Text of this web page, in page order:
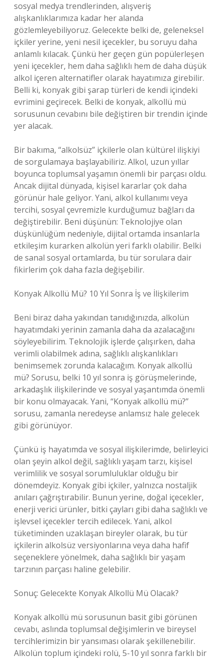
sosyal medya trendlerinden, alışveriş
alışkanlıklarımıza kadar her alanda
gözlemleyebiliyoruz. Gelecekte belki de, geleneksel
içkiler yerine, yeni nesil içecekler, bu soruyu daha
anlamlı kılacak. Çünkü her geçen gün popülerleşen
yeni içecekler, hem daha sağlıklı hem de daha düşük
alkol içeren alternatifler olarak hayatımıza girebilir.
Belli ki, konyak gibi şarap türleri de kendi içindeki
evrimini geçirecek. Belki de konyak, alkollü mü
sorusunun cevabını bile değiştiren bir trendin içinde
yer alacak.
Bir bakıma, “alkolsüz” içkilerle olan kültürel ilişkiyi
de sorgulamaya başlayabiliriz. Alkol, uzun yıllar
boyunca toplumsal yaşamın önemli bir parçası oldu.
Ancak dijital dünyada, kişisel kararlar çok daha
görünür hale geliyor. Yani, alkol kullanımı veya
tercihi, sosyal çevremizle kurduğumuz bağları da
değiştirebilir. Beni düşünün: Teknolojiye olan
düşkünlüğüm nedeniyle, dijital ortamda insanlarla
etkileşim kurarken alkolün yeri farklı olabilir. Belki
de sanal sosyal ortamlarda, bu tür sorulara dair
fikirlerim çok daha fazla değişebilir.
Konyak Alkollü Mü? 10 Yıl Sonra İş ve İlişkilerim
Beni biraz daha yakından tanıdığınızda, alkolün
hayatımdaki yerinin zamanla daha da azalacağını
söyleyebilirim. Teknolojik işlerde çalışırken, daha
verimli olabilmek adına, sağlıklı alışkanlıkları
benimsemek zorunda kalacağım. Konyak alkollü
mü? Sorusu, belki 10 yıl sonra iş görüşmelerinde,
arkadaşlık ilişkilerinde ve sosyal yaşantımda önemli
bir konu olmayacak. Yani, “Konyak alkollü mü?”
sorusu, zamanla neredeyse anlamsız hale gelecek
gibi görünüyor.
Çünkü iş hayatımda ve sosyal ilişkilerimde, belirleyici
olan şeyin alkol değil, sağlıklı yaşam tarzı, kişisel
verimlilik ve sosyal sorumluluklar olduğu bir
dönemdeyiz. Konyak gibi içkiler, yalnızca nostaljik
anıları çağrıştırabilir. Bunun yerine, doğal içecekler,
enerji verici ürünler, bitki çayları gibi daha sağlıklı ve
işlevsel içecekler tercih edilecek. Yani, alkol
tüketiminden uzaklaşan bireyler olarak, bu tür
içkilerin alkolsüz versiyonlarına veya daha hafif
seçeneklere yönelmek, daha sağlıklı bir yaşam
tarzının parçası haline gelebilir.
Sonuç: Gelecekte Konyak Alkollü Mü Olacak?
Konyak alkollü mü sorusunun basit gibi görünen
cevabı, aslında toplumsal değişimlerin ve bireysel
tercihlerimizin bir yansıması olarak şekillenebilir.
Alkolün toplum içindeki rolü, 5-10 yıl sonra farklı bir